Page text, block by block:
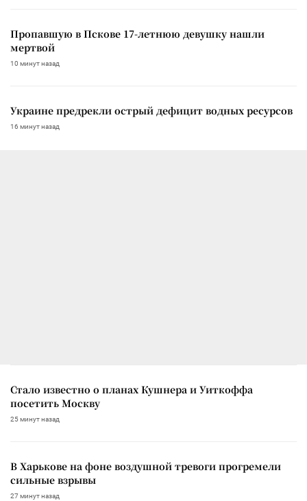
Пропавшую в Пскове 17-летнюю девушку нашли
мертвой
10 минут назад
Украине предрекли острый дефицит водных ресурсов
16 минут назад
Стало известно о планах Кушнера и Уиткоффа
посетить Москву
25 минут назад
В Харькове на фоне воздушной тревоги прогремели
сильные взрывы
27 минут назад